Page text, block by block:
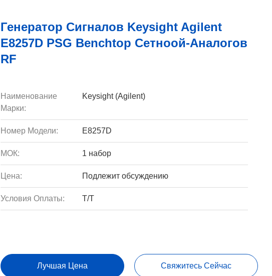
Генератор Сигналов Keysight Agilent
E8257D PSG Benchtop Сетноой-Аналогов
RF
Наименование
Марки:
Keysight (Agilent)
Номер Модели: E8257D
МОК: 1 набор
Цена: Подлежит обсуждению
Условия Оплаты: T/T
Лучшая Цена Свяжитесь Сейчас